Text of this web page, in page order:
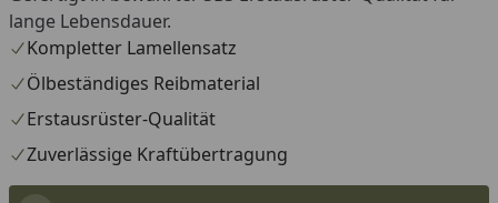
lange Lebensdauer.
Kompletter Lamellensatz
Ölbeständiges Reibmaterial
Erstausrüster-Qualität
Zuverlässige Kraftübertragung